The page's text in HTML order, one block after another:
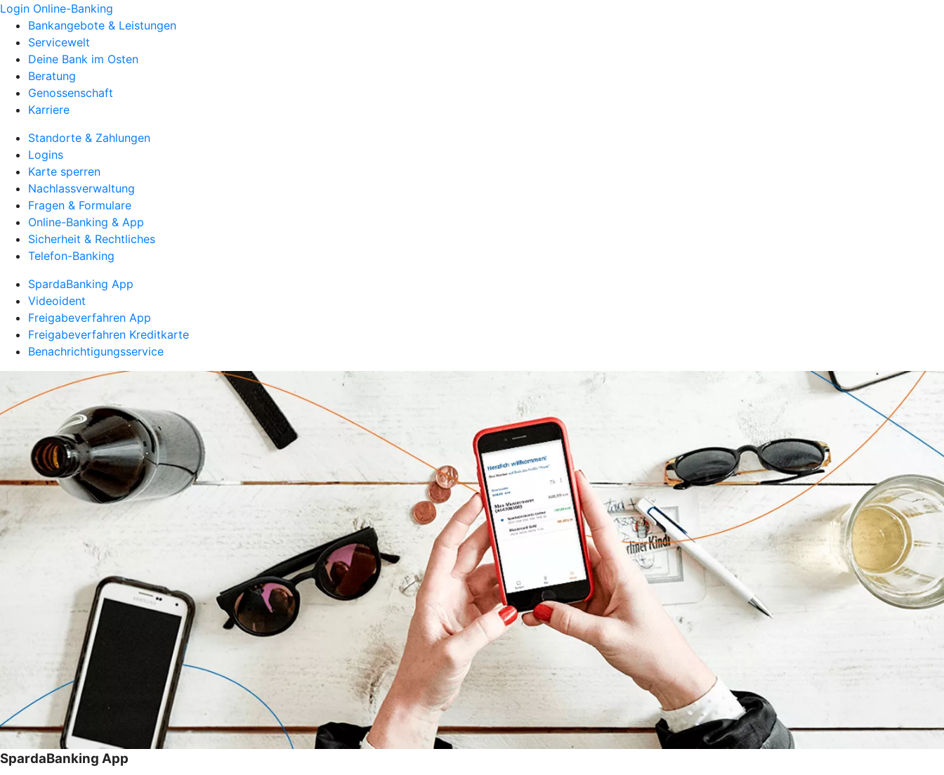
Login Online-Banking
Bankangebote & Leistungen
Servicewelt
Deine Bank im Osten
Beratung
Genossenschaft
Karriere
Standorte & Zahlungen
Logins
Karte sperren
Nachlassverwaltung
Fragen & Formulare
Online-Banking & App
Sicherheit & Rechtliches
Telefon-Banking
SpardaBanking App
Videoident
Freigabeverfahren App
Freigabeverfahren Kreditkarte
Benachrichtigungsservice
SpardaBanking App